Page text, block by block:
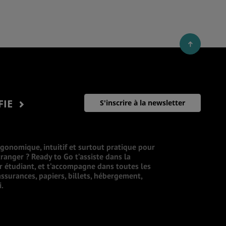
S'inscrire à la newsletter
intuitif et surtout pratique pour
? Ready to Go t’assiste dans la
et t’accompagne dans toutes les
papiers, billets, hébergement,